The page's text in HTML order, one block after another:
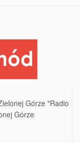
Górze "Radio
Górze